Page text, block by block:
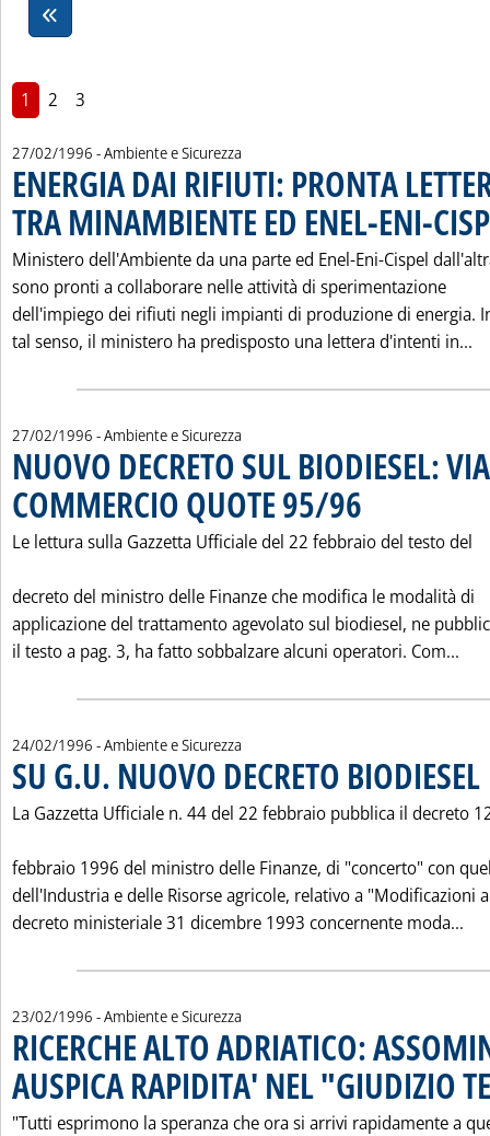
1 2 3
27/02/1996 - Ambiente e Sicurezza
ENERGIA DAI RIFIUTI: PRONTA
TRA MINAMBIENTE ED ENEL-ENI-
Ministero dell'Ambiente da una parte ed Enel-Eni-Cispel
sono pronti a collaborare nelle attività di sperimentazione
dell'impiego dei rifiuti negli impianti di produzione di energia.
tal senso, il ministero ha predisposto una lettera d'intenti in...
27/02/1996 - Ambiente e Sicurezza
NUOVO DECRETO SUL BIODIESEL:
COMMERCIO QUOTE 95/96
Le lettura sulla Gazzetta Ufficiale del 22 febbraio del testo del
decreto del ministro delle Finanze che modifica le modalità di
applicazione del trattamento agevolato sul biodiesel, ne
il testo a pag. 3, ha fatto sobbalzare alcuni operatori. Com...
24/02/1996 - Ambiente e Sicurezza
SU G.U. NUOVO DECRETO BIODIESEL
La Gazzetta Ufficiale n. 44 del 22 febbraio pubblica il decreto
febbraio 1996 del ministro delle Finanze, di "concerto" con
dell'Industria e delle Risorse agricole, relativo a "Modificazioni
decreto ministeriale 31 dicembre 1993 concernente moda...
23/02/1996 - Ambiente e Sicurezza
RICERCHE ALTO ADRIATICO:
AUSPICA RAPIDITA' NEL "GIUDIZIO
"Tutti esprimono la speranza che ora si arrivi rapidamente a